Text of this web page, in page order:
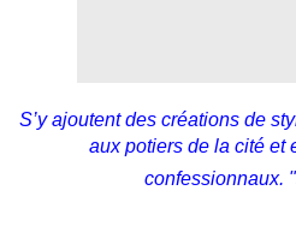
S’y ajoutent des créations de
aux potiers de la cité et
confessionnaux.